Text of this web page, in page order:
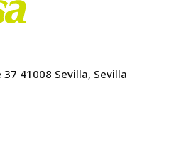
37 41008 Sevilla, Sevilla